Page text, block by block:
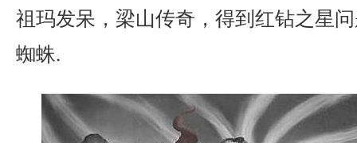
祖玛发呆，梁山传奇，得到红钻之星
蜘蛛.